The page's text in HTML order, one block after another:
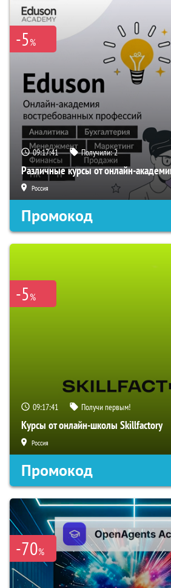
-5%
09:17:40 Получили:2
Различные курсы от онлайн-
Россия
Промокод
-5%
09:17:40 Получи первым!
Курсы от онлайн-школы Skillfactory
Россия
Промокод
-70%